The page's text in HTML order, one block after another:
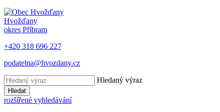
Hvožďany
okres Příbram
+420 318 696 227
podatelna@hvozdany.cz
Hledaný výraz
Hledat
rozšířené vyhledávání